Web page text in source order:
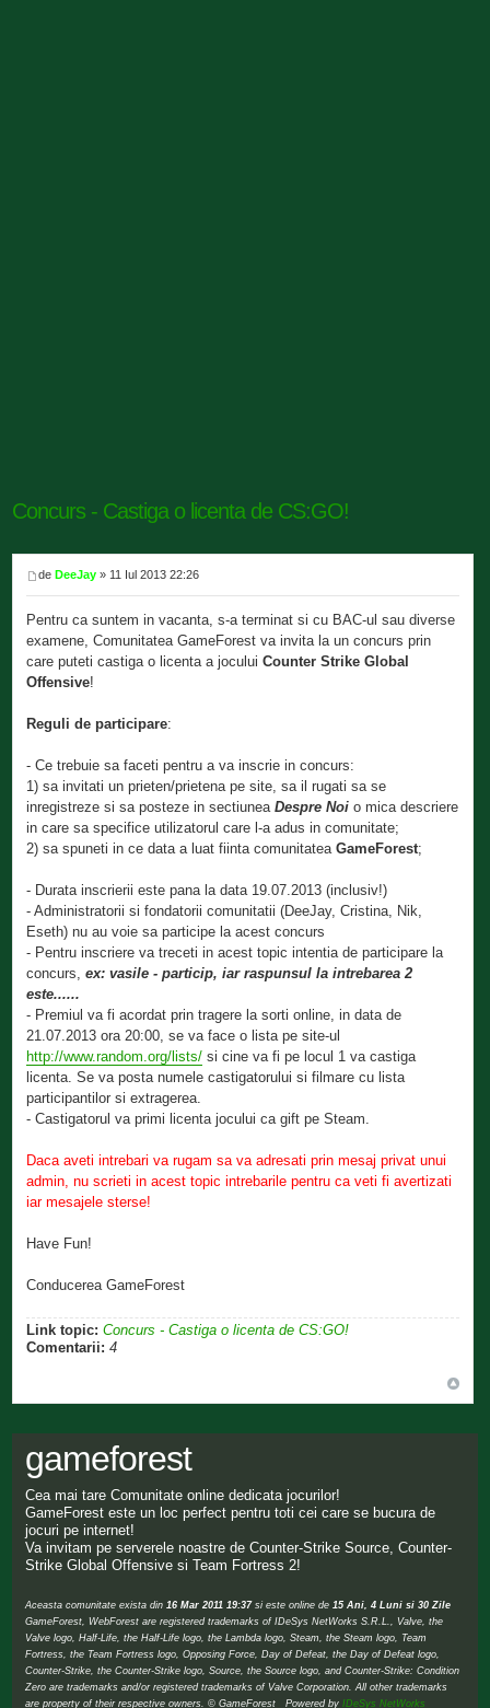
Concurs - Castiga o licenta de CS:GO!
deDeeJay » 11 Iul 2013 22:26
Pentru ca suntem in vacanta, s-a terminat si cu BAC-ul sau diverse
examene, Comunitatea GameForest va invita la un concurs prin
care puteti castiga o licenta a joculuiCounter Strike Global
Offensive!
Reguli de participare:
- Ce trebuie sa faceti pentru a va inscrie in concurs:
1) sa invitati un prieten/prietena pe site, sa il rugati sa se
inregistreze si sa posteze in sectiuneaDespre Noi o mica descriere
in care sa specifice utilizatorul care l-a adus in comunitate;
2) sa spuneti in ce data a luat fiinta comunitateaGameForest;
- Durata inscrierii este pana la data 19.07.2013 (inclusiv!)
- Administratorii si fondatorii comunitatii (DeeJay, Cristina, Nik,
Eseth) nu au voie sa participe la acest concurs
- Pentru inscriere va treceti in acest topic intentia de participare la
concurs,ex: vasile - particip, iar raspunsul la intrebarea 2
este......
- Premiul va fi acordat prin tragere la sorti online, in data de
21.07.2013 ora 20:00, se va face o lista pe site-ul
http://www.random.org/lists/ si cine va fi pe locul 1 va castiga
licenta. Se va posta numele castigatorului si filmare cu lista
participantilor si extragerea.
- Castigatorul va primi licenta jocului ca gift pe Steam.
Daca aveti intrebari va rugam sa va adresati prin mesaj privat unui
admin, nu scrieti in acest topic intrebarile pentru ca veti fi avertizati
iar mesajele sterse!
Have Fun!
Conducerea GameForest
Link topic: Concurs - Castiga o licenta de CS:GO!
Comentarii: 4
gameforest
Cea mai tare Comunitate online dedicata jocurilor!
GameForest este un loc perfect pentru toti cei care se bucura de
jocuri pe internet!
Va invitam pe serverele noastre de Counter-Strike Source, Counter-
Strike Global Offensive si Team Fortress 2!
Aceasta comunitate exista din16 Mar 2011 19:37si este online de15 Ani, 4 Luni si 30 Zile
GameForest, WebForest are registered trademarks of IDeSys NetWorks S.R.L., Valve, the
Valve logo, Half-Life, the Half-Life logo, the Lambda logo, Steam, the Steam logo, Team
Fortress, the Team Fortress logo, Opposing Force, Day of Defeat, the Day of Defeat logo,
Counter-Strike, the Counter-Strike logo, Source, the Source logo, and Counter-Strike: Condition
Zero are trademarks and/or registered trademarks of Valve Corporation. All other trademarks
are property of their respective owners. © GameForest Powered byIDeSys NetWorks